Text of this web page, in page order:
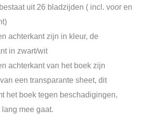
uit 26 bladzijden ( incl. voor en
achterkant zijn in kleur, de
in zwart/wit
achterkant van het boek zijn
een transparante sheet, dit
het boek tegen beschadigingen,
lang mee gaat.